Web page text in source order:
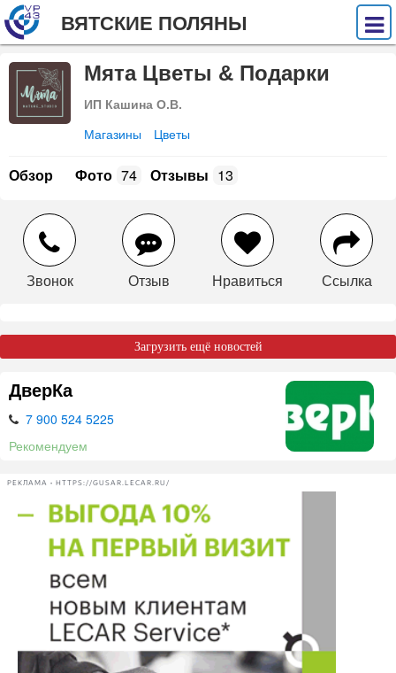
ВЯТСКИЕ ПОЛЯНЫ
Мята Цветы & Подарки
ИП Кашина О.В.
Магазины Цветы
Обзор Фото 74 Отзывы 13
Звонок Отзыв Нравиться Ссылка
Загрузить ещё новостей
ДверКа
7 900 524 5225
Рекомендуем
РЕКЛАМА • HTTPS://GUSAR.LECAR.RU/